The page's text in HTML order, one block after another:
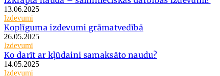
13.06.2025
Izdevumi
Koplīguma izdevumi grāmatvedībā
26.05.2025
Izdevumi
Ko darīt ar kļūdaini samaksāto naudu?
14.05.2025
Izdevumi